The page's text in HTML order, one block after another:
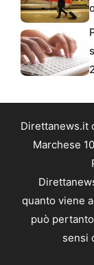
Direttanews.it
Marchese
quanto viene
può
sensi